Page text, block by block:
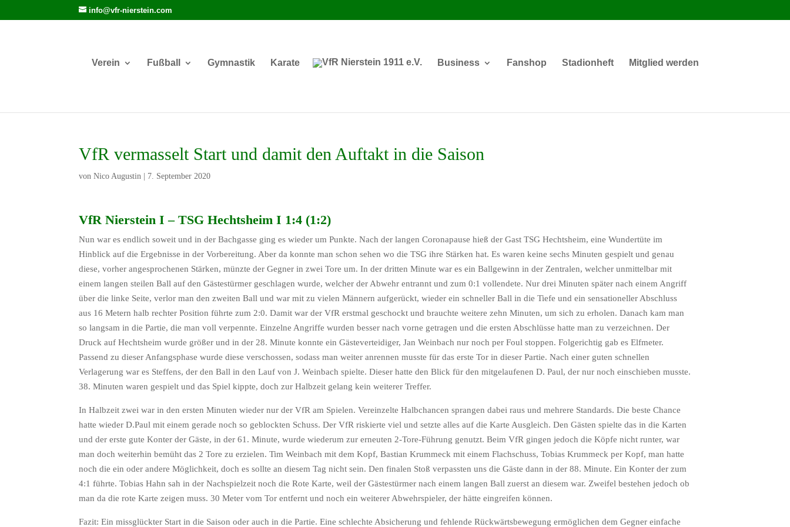
info@vfr-nierstein.com
Verein Fußball Gymnastik Karate Business Fanshop Stadionheft Mitglied werden
VfR vermasselt Start und damit den Auftakt in die Saison
vonNico Augustin 7. September 2020
VfR Nierstein I – TSG Hechtsheim I 1:4 (1:2)
Nun war es endlich soweit und in der Bachgasse ging es wieder um Punkte. Nach der langen Coronapause hieß der Gast TSG Hechtsheim, eine Wundertüte im
Hinblick auf die Ergebnisse in der Vorbereitung. Aber da konnte man schon sehen wo die TSG ihre Stärken hat. Es waren keine sechs Minuten gespielt und genau
diese, vorher angesprochenen Stärken, münzte der Gegner in zwei Tore um. In der dritten Minute war es ein Ballgewinn in der Zentralen, welcher unmittelbar mit
einem langen steilen Ball auf den Gästestürmer geschlagen wurde, welcher der Abwehr entrannt und zum 0:1 vollendete. Nur drei Minuten später nach einem Angriff
über die linke Seite, verlor man den zweiten Ball und war mit zu vielen Männern aufgerückt, wieder ein schneller Ball in die Tiefe und ein sensationeller Abschluss
aus 16 Metern halb rechter Position führte zum 2:0. Damit war der VfR erstmal geschockt und brauchte weitere zehn Minuten, um sich zu erholen. Danach kam man
so langsam in die Partie, die man voll verpennte. Einzelne Angriffe wurden besser nach vorne getragen und die ersten Abschlüsse hatte man zu verzeichnen. Der
Druck auf Hechtsheim wurde größer und in der 28. Minute konnte ein Gästeverteidiger, Jan Weinbach nur noch per Foul stoppen. Folgerichtig gab es Elfmeter.
Passend zu dieser Anfangsphase wurde diese verschossen, sodass man weiter anrennen musste für das erste Tor in dieser Partie. Nach einer guten schnellen
Verlagerung war es Steffens, der den Ball in den Lauf von J. Weinbach spielte. Dieser hatte den Blick für den mitgelaufenen D. Paul, der nur noch einschieben musste.
38. Minuten waren gespielt und das Spiel kippte, doch zur Halbzeit gelang kein weiterer Treffer.
In Halbzeit zwei war in den ersten Minuten wieder nur der VfR am Spielen. Vereinzelte Halbchancen sprangen dabei raus und mehrere Standards. Die beste Chance
hatte wieder D.Paul mit einem gerade noch so geblockten Schuss. Der VfR riskierte viel und setzte alles auf die Karte Ausgleich. Den Gästen spielte das in die Karten
und der erste gute Konter der Gäste, in der 61. Minute, wurde wiederum zur erneuten 2-Tore-Führung genutzt. Beim VfR gingen jedoch die Köpfe nicht runter, war
man doch weiterhin bemüht das 2 Tore zu erzielen. Tim Weinbach mit dem Kopf, Bastian Krummeck mit einem Flachschuss, Tobias Krummeck per Kopf, man hatte
noch die ein oder andere Möglichkeit, doch es sollte an diesem Tag nicht sein. Den finalen Stoß verpassten uns die Gäste dann in der 88. Minute. Ein Konter der zum
4:1 führte. Tobias Hahn sah in der Nachspielzeit noch die Rote Karte, weil der Gästestürmer nach einem langen Ball zuerst an diesem war. Zweifel bestehen jedoch ob
man da die rote Karte zeigen muss. 30 Meter vom Tor entfernt und noch ein weiterer Abwehrspieler, der hätte eingreifen können.
Fazit: Ein missglückter Start in die Saison oder auch in die Partie. Eine schlechte Absicherung und fehlende Rückwärtsbewegung ermöglichen dem Gegner einfache